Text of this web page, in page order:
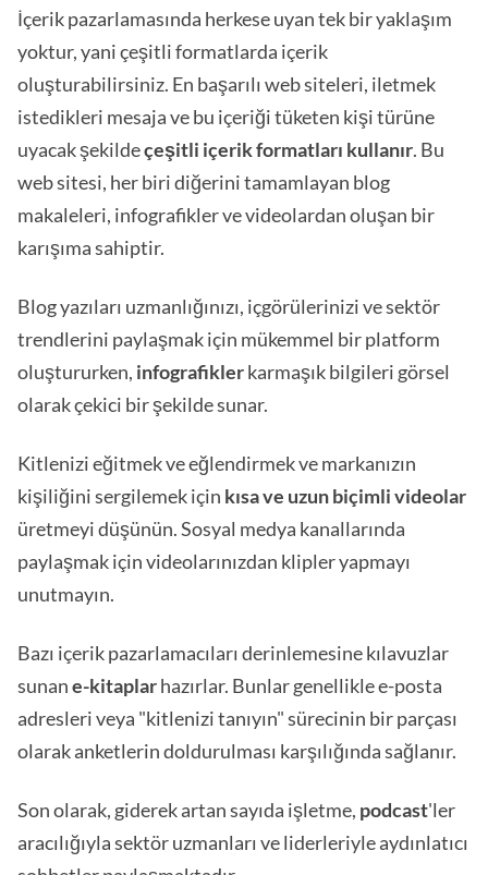
İçerik pazarlamasında herkese uyan tek bir yaklaşım
yoktur, yani çeşitli formatlarda içerik
oluşturabilirsiniz. En başarılı web siteleri, iletmek
istedikleri mesaja ve bu içeriği tüketen kişi türüne
uyacak şekildeçeşitli içerik formatları kullanır. Bu
web sitesi, her biri diğerini tamamlayan blog
makaleleri, infografikler ve videolardan oluşan bir
karışıma sahiptir.
Blog yazıları uzmanlığınızı, içgörülerinizi ve sektör
trendlerini paylaşmak için mükemmel bir platform
oluştururken, infografiklerkarmaşık bilgileri görsel
olarak çekici bir şekilde sunar.
Kitlenizi eğitmek ve eğlendirmek ve markanızın
kişiliğini sergilemek için kısa ve uzun biçimli videolar
üretmeyi düşünün. Sosyal medya kanallarında
paylaşmak için videolarınızdan klipler yapmayı
unutmayın.
Bazı içerik pazarlamacıları derinlemesine kılavuzlar
sunane-kitaplarhazırlar. Bunlar genellikle e-posta
adresleri veya "kitlenizi tanıyın" sürecinin bir parçası
olarak anketlerin doldurulması karşılığında sağlanır.
Son olarak, giderek artan sayıda işletme, podcast'ler
aracılığıyla sektör uzmanları ve liderleriyle aydınlatıcı